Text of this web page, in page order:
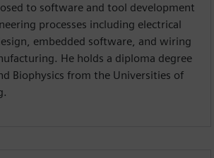
to software and tool development
processes including electrical
embedded software, and wiring
He holds a diploma degree
Biophysics from the Universities of